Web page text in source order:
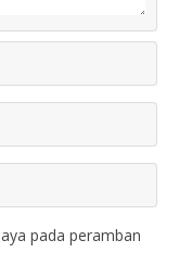
pada peramban